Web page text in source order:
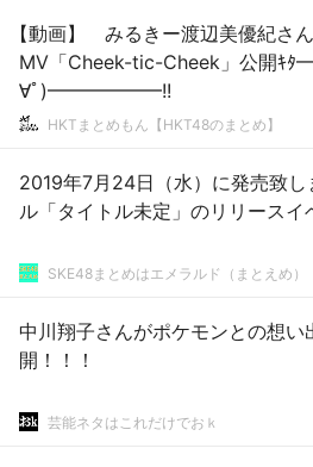
【動画】 みるきー渡辺美優紀さ
MV「Cheek-tic-Cheek」公開
∀ﾟ)━━━━━━!!
HKTまとめもん【HKT48のまとめ】
2019年7月24日（水）に発売致
ル「タイトル未定」のリリースイ
SKE48まとめはエメラルド（まとえめ）
中川翔子さんがポケモンとの想い
開！！！
芸能ネタはこれだけでおｋ